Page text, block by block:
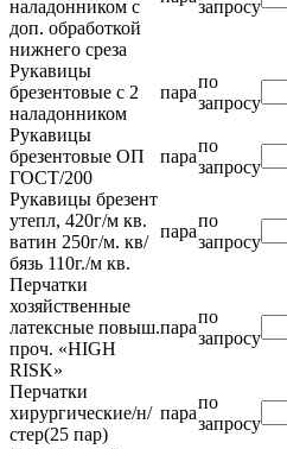
наладонником с
доп. обработкой
нижнего среза
запросу
Рукавицы
брезентовые с 2
наладонником
пара
по
запросу
Рукавицы
брезентовые ОП
ГОСТ/200
пара
по
запросу
Рукавицы брезент
утепл, 420г/м кв.
ватин 250г/м. кв/
бязь 110г./м кв.
пара
по
запросу
Перчатки
хозяйственные
латексные повыш.
проч. «HIGH
RISK»
пара
по
запросу
Перчатки
хирургические/н/
стер(25 пар)
пара
по
запросу